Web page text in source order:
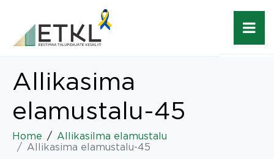
Allikasima
elamustalu-45
Home
Allikasilma elamustalu
Allikasima elamustalu-45